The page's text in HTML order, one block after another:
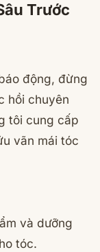
Trước
động, đừng
hồi chuyên
tôi cung cấp
vãn mái tóc
và dưỡng
tóc.